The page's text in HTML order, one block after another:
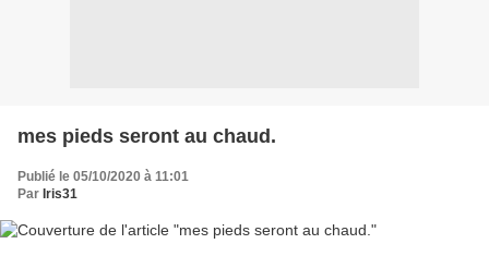
mes pieds seront au chaud.
Publié le 05/10/2020 à 11:01
Par Iris31